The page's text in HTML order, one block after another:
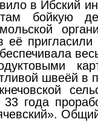
в Ибский
бойкую
её
швеёй в
33 года